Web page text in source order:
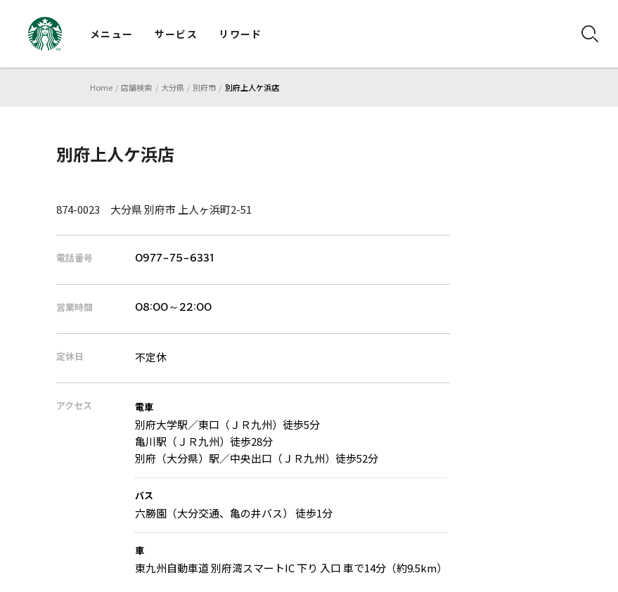
メニュー サービス リワード
Home 店舗検索 大分県 別府市 別府上人ケ浜店
別府上人ケ浜店
874-0023 大分県 別府市 上人ヶ浜町2-51
電話番号 0977-75-6331
営業時間 08:00～22:00
定休日 不定休
アクセス 電車
別府大学駅／東口（ＪＲ九州）徒歩5分
亀川駅（ＪＲ九州）徒歩28分
別府（大分県）駅／中央出口（ＪＲ九州）徒歩52分
バス
六勝園（大分交通、亀の井バス） 徒歩1分
車
東九州自動車道 別府湾スマートIC 下り 入口 車で14分（約9.5km）